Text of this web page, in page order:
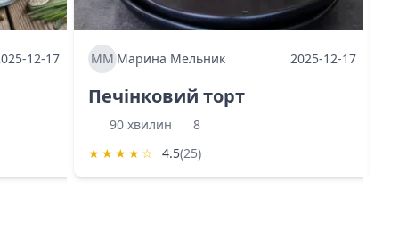
12-17 МММарина Мельник 2025-12-17
Печінковий торт
90 хвилин
8
★ ★ ★ ★ ☆ 4.5(25)